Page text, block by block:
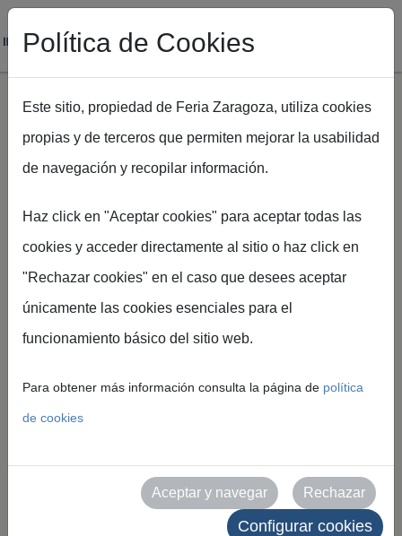
Pasar al contenido principal
Zaragoza
Feria de Zaragoza
comienzo en el Palacio
de Congresos de
Zaragoza
2025-10-24
Política de Cookies
Este sitio, propiedad de Feria Zaragoza, utiliza cookies
propias y de terceros que permiten mejorar la usabilidad
de navegación y recopilar información.
Haz click en "Aceptar cookies" para aceptar todas las
cookies y acceder directamente al sitio o haz click en
"Rechazar cookies" en el caso que desees aceptar
únicamente las cookies esenciales para el
funcionamiento básico del sitio web.
Para obtener más información consulta la página de política
de cookies
Aceptar y navegar Rechazar
Configurar cookies